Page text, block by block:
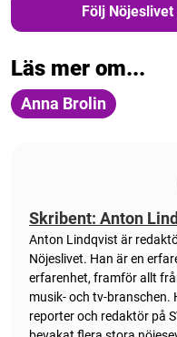
Följ
Läs mer om...
Anna Brolin
Skribent: Anton
Anton Lindqvist är
Nöjeslivet. Han är en
erfarenhet, framför allt
musik- och tv-
reporter och redaktör på